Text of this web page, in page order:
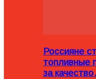
Россияне
топливные
за